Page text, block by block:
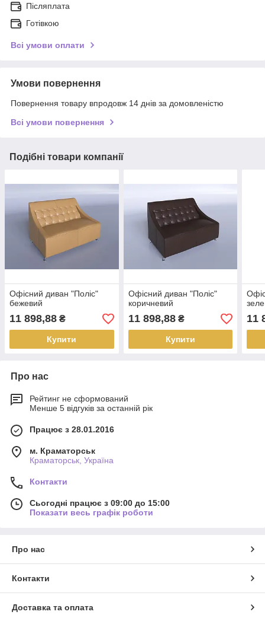
Післяплата
Готівкою
Всі умови оплати
Умови повернення
Повернення товару впродовж 14 днів за домовленістю
Всі умови повернення
Подібні товари компанії
Офісний диван "Поліс"
бежевий
11 898,88 ₴
Купити
Офісний диван "Поліс"
коричневий
11 898,88₴
Купити
11
Про нас
Рейтинг не сформований
Менше 5 відгуків за останній рік
Працює з 28.01.2016
м. Краматорськ
Краматорськ, Україна
Контакти
Сьогодні працює з 09:00 до 15:00
Показати весь графік роботи
Про нас
Контакти
Доставка та оплата